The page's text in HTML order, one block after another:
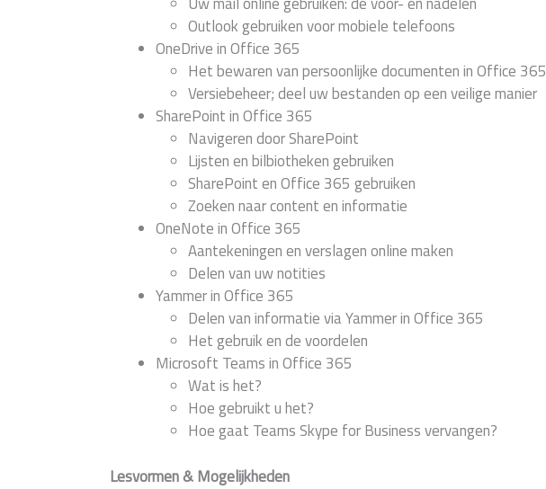
Outlook gebruiken voor mobiele telefoons
OneDrive in Office 365
Het bewaren van persoonlijke documenten in Office 365
Versiebeheer; deel uw bestanden op een veilige manier
SharePoint in Office 365
Navigeren door SharePoint
Lijsten en bilbiotheken gebruiken
SharePoint en Office 365 gebruiken
Zoeken naar content en informatie
OneNote in Office 365
Aantekeningen en verslagen online maken
Delen van uw notities
Yammer in Office 365
Delen van informatie via Yammer in Office 365
Het gebruik en de voordelen
Microsoft Teams in Office 365
Wat is het?
Hoe gebruikt u het?
Hoe gaat Teams Skype for Business vervangen?
Lesvormen & Mogelijkheden